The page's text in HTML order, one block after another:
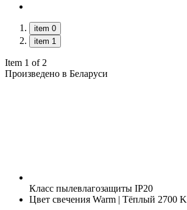
item 0
item 1
Item 1 of 2
Произведено в Беларуси
Класс пылевлагозащиты IP20
Цвет свечения Warm | Тёплый 2700 K